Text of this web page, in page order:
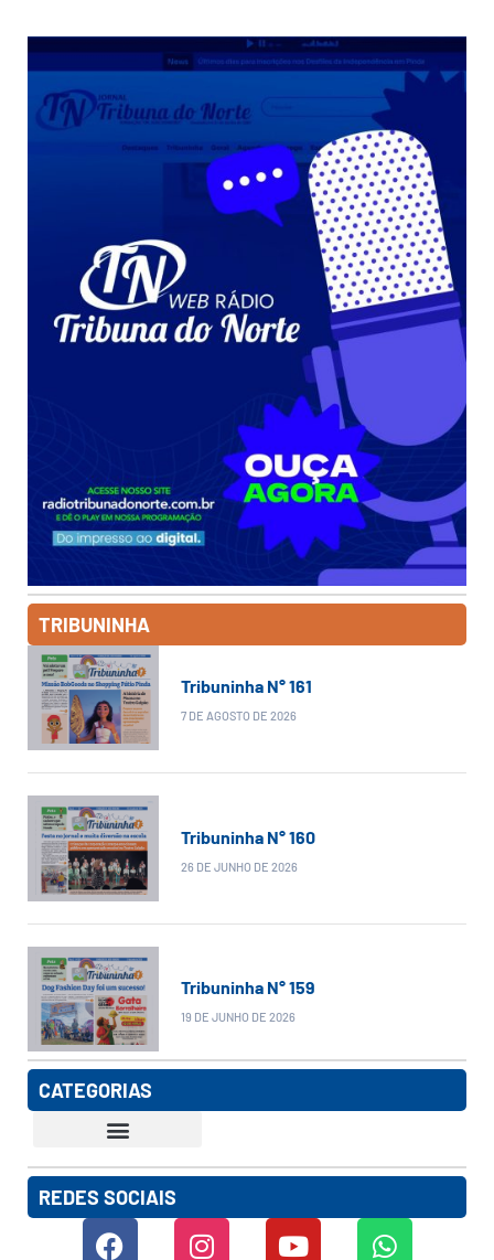
TRIBUNINHA
Tribuninha N° 161
7 DE AGOSTO DE 2026
Tribuninha N° 160
26 DE JUNHO DE 2026
Tribuninha N° 159
19 DE JUNHO DE 2026
CATEGORIAS
REDES SOCIAIS